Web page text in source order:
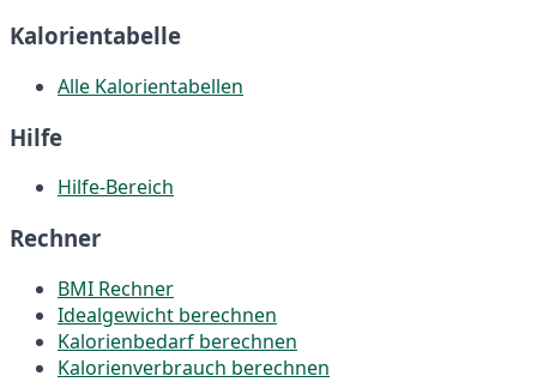
Kalorientabelle
Alle Kalorientabellen
Hilfe
Hilfe-Bereich
Rechner
BMI Rechner
Idealgewicht berechnen
Kalorienbedarf berechnen
Kalorienverbrauch berechnen